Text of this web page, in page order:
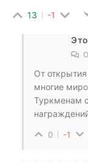
13 -1
От открытия
многие
Туркменам
0 -1